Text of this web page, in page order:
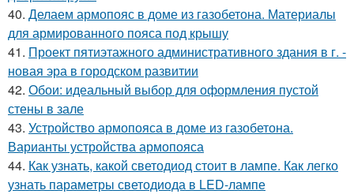
40. Делаем армопояс в доме из газобетона. Материалы
для армированного пояса под крышу
41. Проект пятиэтажного административного здания в г. -
новая эра в городском развитии
42. Обои: идеальный выбор для оформления пустой
стены в зале
43. Устройство армопояса в доме из газобетона.
Варианты устройства армопояса
44. Как узнать, какой светодиод стоит в лампе. Как легко
узнать параметры светодиода в LED-лампе